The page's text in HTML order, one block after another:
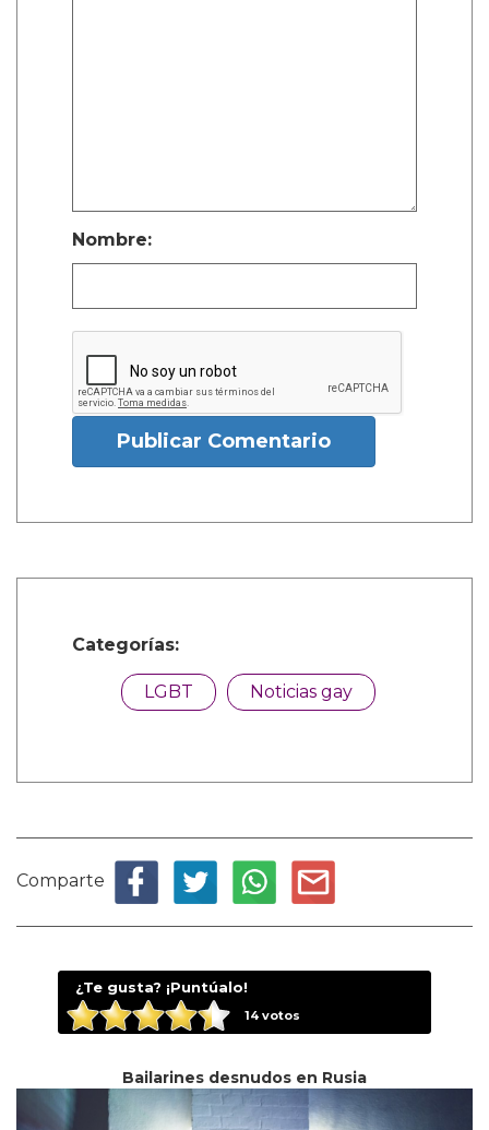
Nombre:
Publicar Comentario
Categorías:
LGBT Noticias gay
Comparte
¿Te gusta? ¡Puntúalo!
14votos
Bailarines desnudos en Rusia